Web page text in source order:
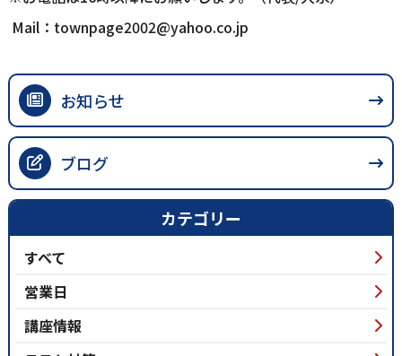
Mail： townpage2002@yahoo.co.jp
お知らせ
ブログ
カテゴリー
すべて
営業日
講座情報